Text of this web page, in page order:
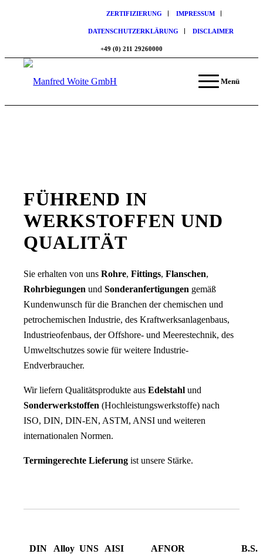
ZERTIFIZIERUNG IMPRESSUM
DATENSCHUTZERKLÄRUNG DISCLAIMER
+49 (0) 211 29260000
Menü
FÜHREND IN
WERKSTOFFEN UND
QUALITÄT
Sie erhalten von unsRohre,Fittings,Flanschen,
Rohrbiegungen undSonderanfertigungen gemäß
Kundenwunsch für die Branchen der chemischen und
petrochemischen Industrie, des Kraftwerksanlagenbaus,
Industrieofenbaus, der Offshore- und Meerestechnik, des
Umweltschutzes sowie für weitere Industrie-
Endverbraucher.
Wir liefern Qualitätsprodukte ausEdelstahl und
Sonderwerkstoffen (Hochleistungswerkstoffe) nach
ISO, DIN, DIN-EN, ASTM, ANSI und weiteren
internationalen Normen.
Termingerechte Lieferung ist unsere Stärke.
DIN Alloy UNS AISI AFNOR B.S.